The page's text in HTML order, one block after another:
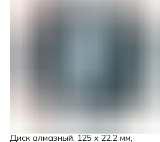
Диск алмазный, 125 х 22.2 мм,